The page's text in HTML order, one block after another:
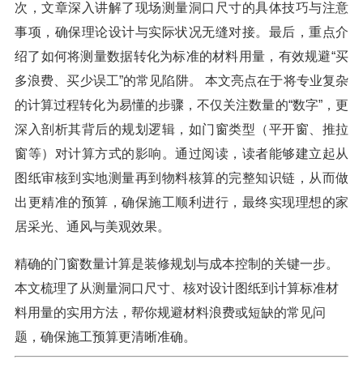
次，文章深入讲解了现场测量洞口尺寸的具体技巧与注意
事项，确保理论设计与实际状况无缝对接。最后，重点介
绍了如何将测量数据转化为标准的材料用量，有效规避“买
多浪费、买少误工”的常见陷阱。 本文亮点在于将专业复杂
的计算过程转化为易懂的步骤，不仅关注数量的“数字”，更
深入剖析其背后的规划逻辑，如门窗类型（平开窗、推拉
窗等）对计算方式的影响。通过阅读，读者能够建立起从
图纸审核到实地测量再到物料核算的完整知识链，从而做
出更精准的预算，确保施工顺利进行，最终实现理想的家
居采光、通风与美观效果。
精确的门窗数量计算是装修规划与成本控制的关键一步。
本文梳理了从测量洞口尺寸、核对设计图纸到计算标准材
料用量的实用方法，帮你规避材料浪费或短缺的常见问
题，确保施工预算更清晰准确。